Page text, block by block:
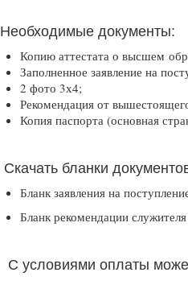
Необходимые документы:
Копию аттестата о высшем
Заполненное заявление на
2 фото 3х4;
Рекомендация от
Копия паспорта (основная
Скачать бланки
Бланк заявления на
Бланк рекомендации
С условиями оплаты